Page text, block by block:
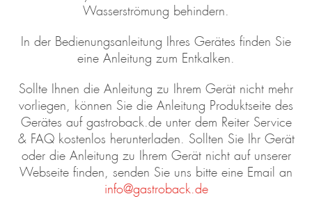
Wasserströmung behindern.
In der Bedienungsanleitung Ihres Gerätes finden Sie
eine Anleitung zum Entkalken.
Sollte Ihnen die Anleitung zu Ihrem Gerät nicht mehr
vorliegen, können Sie die Anleitung Produktseite des
Gerätes auf gastroback.de unter dem Reiter Service
& FAQ kostenlos herunterladen. Sollten Sie Ihr Gerät
oder die Anleitung zu Ihrem Gerät nicht auf unserer
Webseite finden, senden Sie uns bitte eine Email an
info@gastroback.de